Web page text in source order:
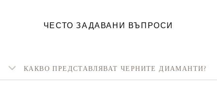
ЧЕСТО ЗАДАВАНИ ВЪПРОСИ
КАКВО ПРЕДСТАВЛЯВАТ ЧЕРНИТЕ ДИАМАНТИ?